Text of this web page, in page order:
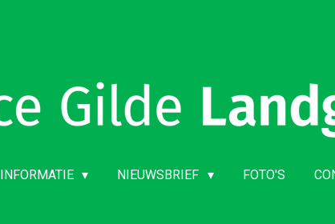
INFORMATIE NIEUWSBRIEF FOTO'S